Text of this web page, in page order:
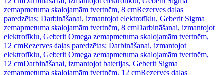
zemapmetuma skalojamām tvertnēm, 8 cmRezerves daļas
paredzētas: Darbināšanai, izmantojot elektrotīklu, Geberit Sigma
zemapmetuma skalojamām tvertnēm, 8 cmDarbināšanai, izmantojot
elektrotīklu, Geberit Omega zemapmetuma skalojamām tvertnēm,
12 cmRezerves daļas paredzētas: Darbināšanai, izmantojot
elektrotīklu, Geberit Omega zemapmetuma skalojamām tvertnēm,
12 cmDarbināšanai, izmantojot baterijas, Geberit Sigma
zemapmetuma skalojamām tvertnēm, 12 cmRezerves daļas